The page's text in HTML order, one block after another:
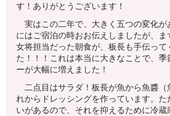
す！ありがとうございます！
実はこの二年で、大きく五つの変化が
にはご宿泊の時おお伝えしましたが、
女将担当だった朝食が、板長も手伝って
た！！！これは本当に大きなことで、季
ーが大幅に増えました！
二点目はサラダ！板長が魚から魚醬（
れからドレッシングを作っています。
いがあるので、それを抑えるために冷